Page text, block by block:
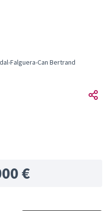
Can Llovera-Can Nadal-Falguera-
Falguera-Can Bertrand
€